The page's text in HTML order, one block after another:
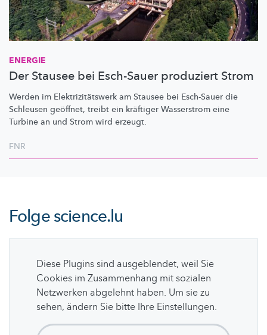
ENERGIE
Der Stausee bei Esch-Sauer produziert Strom
Werden im Elektrizitätswerk am Stausee bei Esch-Sauer die
Schleusen geöffnet, treibt ein kräftiger Wasserstrom eine
Turbine an und Strom wird erzeugt.
FNR
Folgescience.lu
Diese Plugins sind ausgeblendet, weil Sie
Cookies im Zusammenhang mit sozialen
Netzwerken abgelehnt haben. Um sie zu
sehen, ändern Sie bitte Ihre Einstellungen.